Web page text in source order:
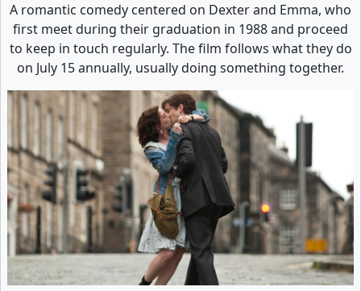
A romantic comedy centered on Dexter and Emma, who
first meet during their graduation in 1988 and proceed
to keep in touch regularly. The film follows what they do
on July 15 annually, usually doing something together.